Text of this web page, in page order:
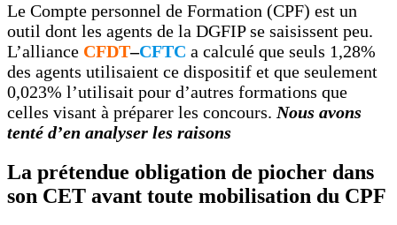
Le Compte personnel de Formation (CPF) est un
outil dont les agents de la DGFIP se saisissent peu.
L’alliance CFDT–CFTC a calculé que seuls 1,28%
des agents utilisaient ce dispositif et que seulement
0,023% l’utilisait pour d’autres formations que
celles visant à préparer les concours. Nous avons
tenté d’en analyser les raisons
La prétendue obligation de piocher dans
son CET avant toute mobilisation du CPF